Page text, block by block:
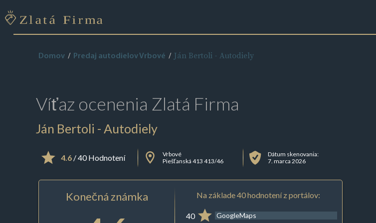
Domov Predaj autodielov Vrbové Ján Bertoli - Autodiely
Víťaz ocenenia Zlatá Firma
Ján Bertoli - Autodiely
4.6/ 40 Hodnotení
Vrbové
Piešťanská 413 413/46
Dátum skenovania:
7. marca 2026
Konečná známka Na základe 40 hodnotení z portálov:
40 GoogleMaps